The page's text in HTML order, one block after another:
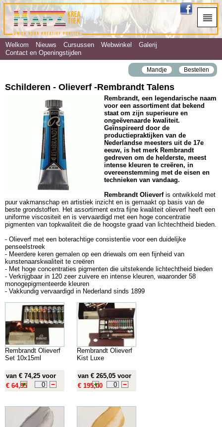
Welkom Nieuws Cursussen Webwinkel
Galerij
Contact en Openingstijden
Mandje Bestellen
Schilderen - Olieverf ‐Rembrandt Talens
Rembrandt, een legendarische naam
voor een assortiment dat bekend
staat om zijn superieure en
ongeëvenaarde kwaliteit.
Geïnspireerd door de
productiepraktijken van de
Nederlandse meesters uit de 17e
eeuw, is het merk Rembrandt
gedreven om de helderste, meest
intense kleuren te creëren, in
overeenstemming met de eisen en
technieken van vandaag.
Rembrandt Olieverfis ontwikkeld met
puur vakmanschap en artistiek inzicht en is gemaakt op basis van de
beste grondstoffen. Het assortiment extra fijne kwaliteit olieverf heeft een
uniforme viscositeit en is vervaardigd met een hoge concentratie
pigmenten van topkwaliteit die de hoogste graad van lichtechtheid bieden.
- Olieverf met een boterachtige consistentie voor een duidelijke
penseelstreek
- Meerdere keren gemalen op een driewals om een fijnheid van
kunstenaarskwaliteit te creëren
- Met hoge concentraties pigmenten die uitstekende lichtechtheid bieden
- Verkrijgbaar in 120 zeer zuivere en intense kleuren, waaronder 58
monogepigmenteerde kleuren
- Vakkundig vervaardigd in Nederland sinds 1899
Rembrandt Olieverf
Set 10x15ml
van € 74,25 voor
€ 64,95
Rembrandt Olieverf
Kist Luxe
van € 265,05 voor
€ 195,00